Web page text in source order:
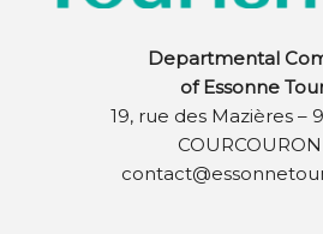
Departmental
of Essonne
19, rue des Mazières –